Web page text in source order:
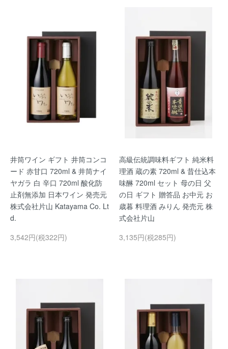
井筒ワイン ギフト 井筒コンコ
ード 赤甘口 720ml & 井筒ナイ
ヤガラ 白 辛口 720ml 酸化防
止剤無添加 日本ワイン 発売元
株式会社片山 Katayama Co. Lt
d.
3,542円(税322円)
高級伝統調味料ギフト 純米料
理酒 蔵の素 720ml & 昔仕込本
味醂 720ml セット 母の日 父
の日 ギフト 贈答品 お中元 お
歳暮 料理酒 みりん 発売元 株
式会社片山
3,135円(税285円)